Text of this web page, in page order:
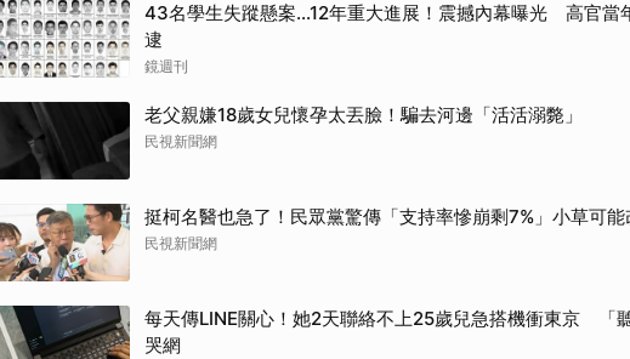
43名學生失蹤懸案...12年重大進展！震撼內幕曝光 高官當
逮
鏡週刊
老父親嫌18歲女兒懷孕太丟臉！騙去河邊「活活溺斃」
民視新聞網
挺柯名醫也急了！民眾黨驚傳「支持率慘崩剩7%」小草可能
民視新聞網
每天傳LINE關心！她2天聯絡不上25歲兒急搭機衝東京 「
哭網